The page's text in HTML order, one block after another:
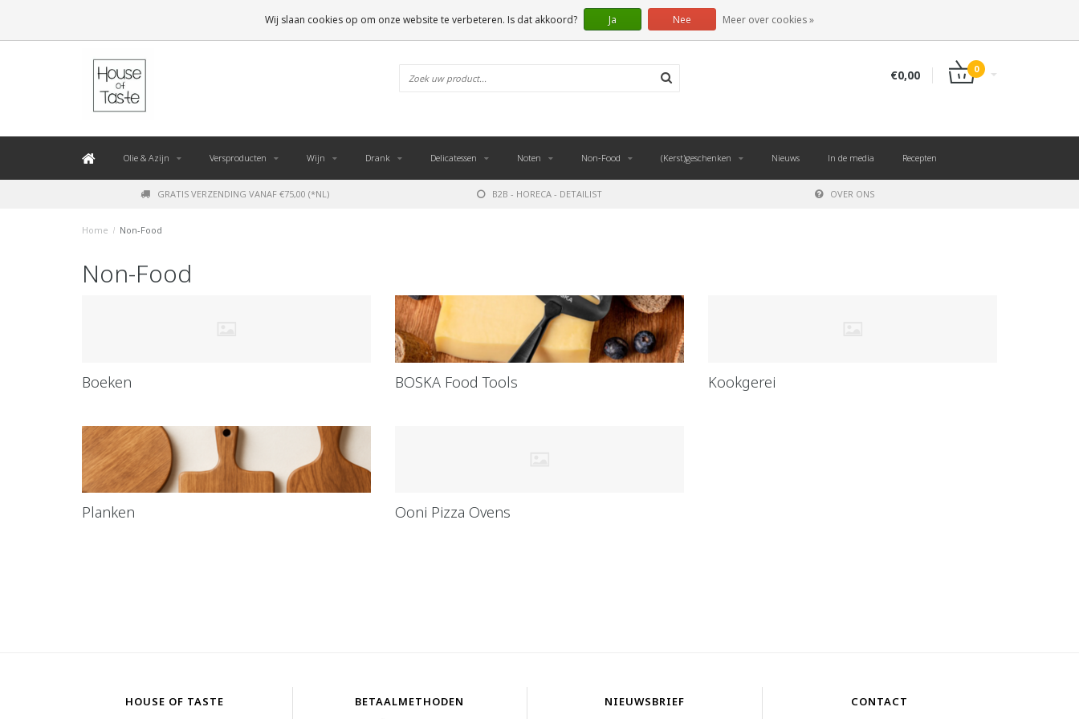
NL
€0,00 0
Olie & Azijn Versproducten Wijn Drank Delicatessen Noten Non-Food (Kerst)geschenken Nieuws In de media Recepten
GRATIS VERZENDING VANAF €75,00 (*NL) B2B - HORECA - DETAILIST OVER ONS
Home / Non-Food
Non-Food
Boeken BOSKA Food Tools Kookgerei
Planken Ooni Pizza Ovens
HOUSE OF TASTE BETAALMETHODEN NIEUWSBRIEF CONTACT
Wij slaan cookies op om onze website te verbeteren. Is dat akkoord? Ja Nee Meer over cookies »